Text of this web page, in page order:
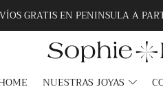
GRATIS EN PENINSULA A
NUESTRAS JOYAS